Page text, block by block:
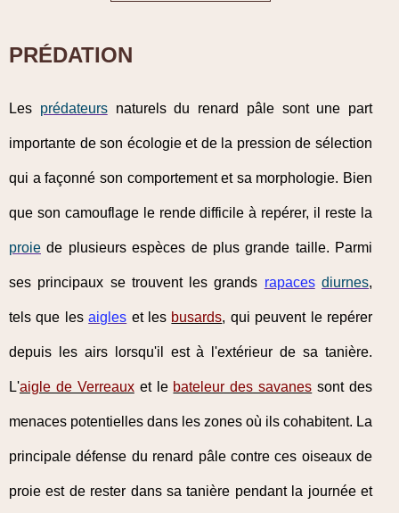
PRÉDATION
Les prédateursnaturels du renard pâle sont une part
importante de son écologie et de la pression de sélection
qui a façonné son comportement et sa morphologie. Bien
que son camouflage le rende difficile à repérer, il reste la
proie de plusieurs espèces de plus grande taille. Parmi
ses principaux se trouvent les grands rapaces diurnes,
tels que lesaigles et les busards, qui peuvent le repérer
depuis les airs lorsqu'il est à l'extérieur de sa tanière.
L'aigle de Verreauxet le bateleur des savanes sont des
menaces potentielles dans les zones où ils cohabitent. La
principale défense du renard pâle contre ces oiseaux de
proie est de rester dans sa tanière pendant la journée et